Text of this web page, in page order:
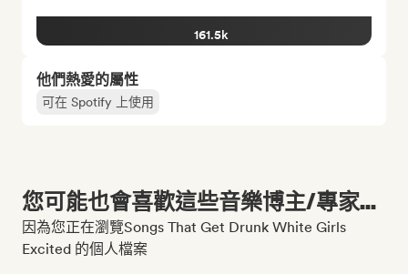
161.5k
他們熱愛的屬性
可在 Spotify 上使用
您可能也會喜歡這些音樂博主/專家...
因為您正在瀏覽Songs That Get Drunk White Girls
Excited 的個人檔案